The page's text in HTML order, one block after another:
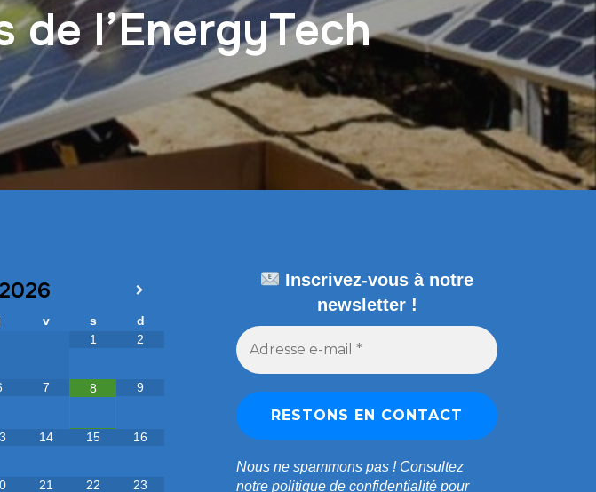
de l’EnergyTech
2026
v s
d
1
2
7 8 9
14 15 16
21 22 23
Inscrivez-vous à notre
newsletter !
Nous ne spammons pas ! Consultez
notre politique de confidentialité pour